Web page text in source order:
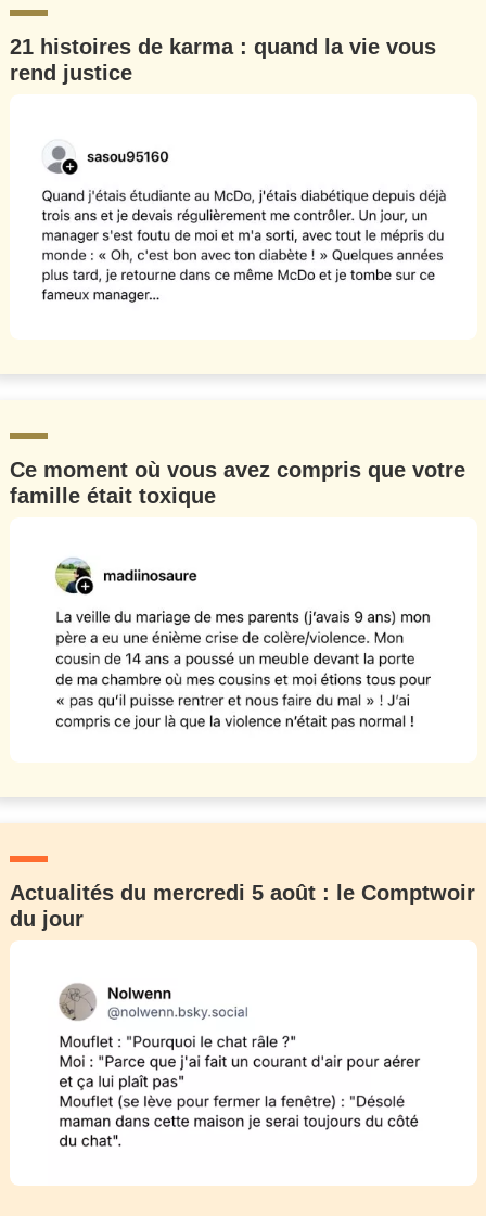
21 histoires de karma : quand la vie vous
rend justice
Ce moment où vous avez compris que votre
famille était toxique
Actualités du mercredi 5 août : le Comptwoir
du jour